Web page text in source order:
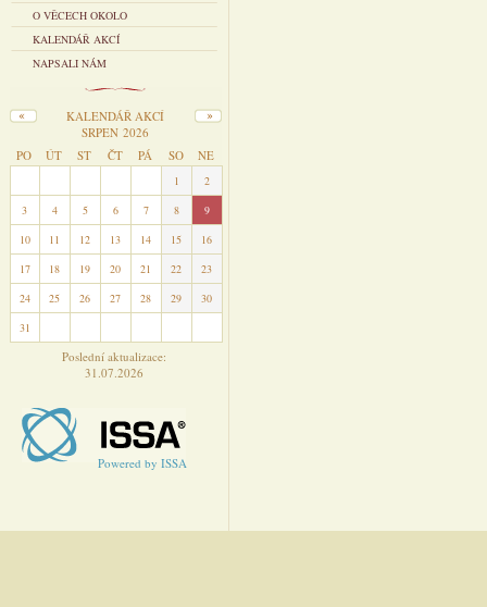
O VĚCECH OKOLO
KALENDÁŘ AKCÍ
NAPSALI NÁM
KALENDÁŘ AKCÍ
SRPEN 2026
PO
ÚT ST ČT PÁ SO NE
1
2
3
4 5 6 7 8
9
10
11 12 13 14 15
16
17
18 19 20 21 22
23
24
25 26 27 28 29
30
31
Poslední aktualizace:
31.07.2026
Powered by ISSA